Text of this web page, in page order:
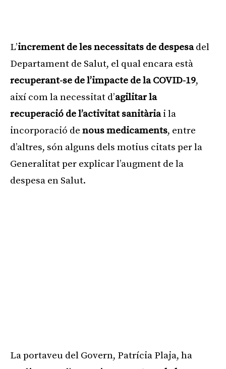
L’increment de les necessitats de despesadel
Departament de Salut, el qual encara està
recuperant-se de l’impacte de la COVID-19,
així com la necessitat d’agilitar la
recuperació de l’activitat sanitàriai la
incorporació de nous medicaments, entre
d’altres, són alguns dels motius citats per la
Generalitat per explicar l’augment de la
despesa en Salut.
La portaveu del Govern, Patrícia Plaja, ha